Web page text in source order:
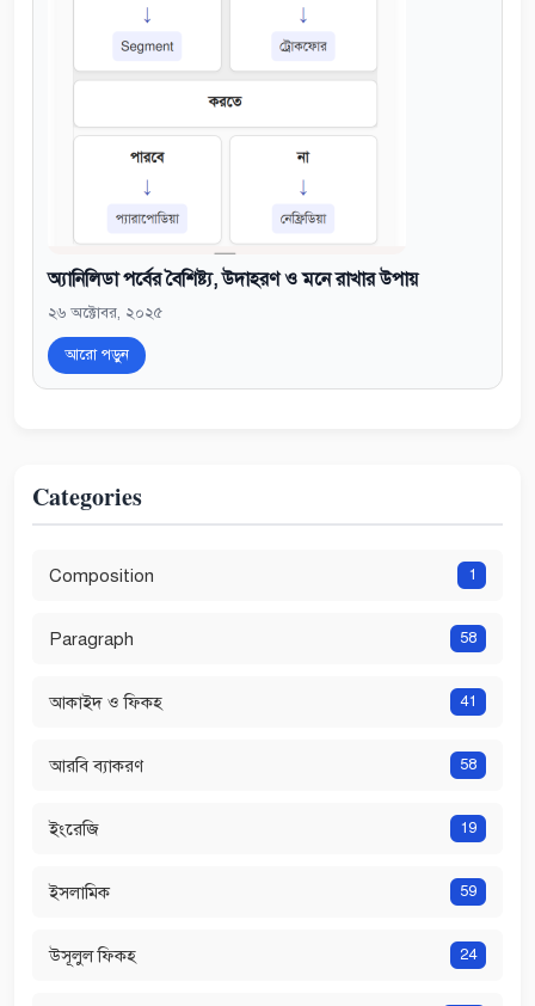
অ্যানিলিডা পর্বের বৈশিষ্ট্য, উদাহরণ ও মনে রাখার উপায়
২৬ অক্টোবর, ২০২৫
আরো পড়ুন
Categories
Composition 1
Paragraph 58
আকাইদ ও ফিকহ 41
আরবি ব্যাকরণ 58
ইংরেজি 19
ইসলামিক 59
উসূলুল ফিকহ 24